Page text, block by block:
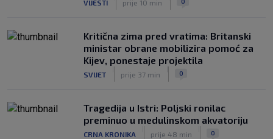
|
prije 4 h
VIJESTI prije 10 min
Kritična zima pred vratima: Britanski
ministar obrane mobilizira pomoć za
Kijev, ponestaje projektila
SVIJET prije 37 min 0
Tragedija u Istri: Poljski ronilac
preminuo u medulinskom akvatoriju
CRNA KRONIKA prije 48 min 0